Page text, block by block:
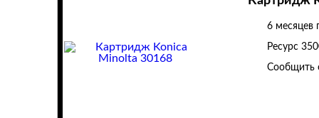
6 месяцев
Ресурс
Сообщить